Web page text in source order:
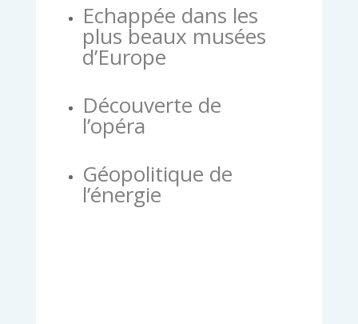
Echappée dans les
plus beaux musées
d’Europe
Découverte de
l’opéra
Géopolitique de
l’énergie